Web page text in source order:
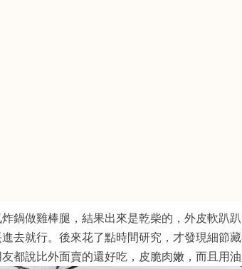
鍋做雞棒腿，結果出來是乾柴的，外皮軟趴
去就行。後來花了點時間研究，才發現細節
都說比外面賣的還好吃，皮脆肉嫩，而且用油